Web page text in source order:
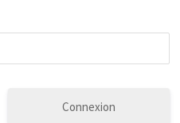
Connexion